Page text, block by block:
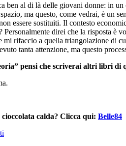
ben al di là delle giovani donne: in
ma questo, come vedrai, è un
essere sostituiti. Il contesto
direi che la risposta
rifaccio a quella triangolazione di
tanta attenzione, ma questo
pensi che scriverai altri libri di
calda? Clicca qui: Belle84